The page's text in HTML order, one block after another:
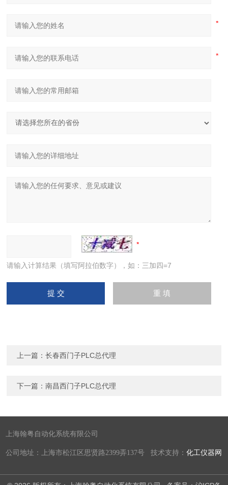
请输入计算结果（填写阿拉伯数字），如：三加四=7
上一篇：长春西门子PLC总代理
下一篇：南昌西门子PLC总代理
上海翰粤自动化系统有限公司
公司地址：上海市松江区思贤路2399弄137号 技术支持：化工仪器网